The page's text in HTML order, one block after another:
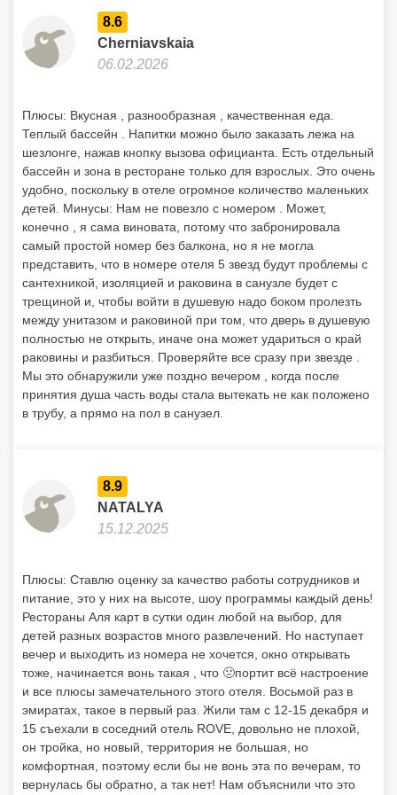
8.6
Cherniavskaia
06.02.2026
Плюсы: Вкусная , разнообразная , качественная еда.
Теплый бассейн . Напитки можно было заказать лежа на
шезлонге, нажав кнопку вызова официанта. Есть отдельный
бассейн и зона в ресторане только для взрослых. Это очень
удобно, поскольку в отеле огромное количество маленьких
детей. Минусы: Нам не повезло с номером . Может,
конечно , я сама виновата, потому что забронировала
самый простой номер без балкона, но я не могла
представить, что в номере отеля 5 звезд будут проблемы с
сантехникой, изоляцией и раковина в санузле будет с
трещиной и, чтобы войти в душевую надо боком пролезть
между унитазом и раковиной при том, что дверь в душевую
полностью не открыть, иначе она может удариться о край
раковины и разбиться. Проверяйте все сразу при звезде .
Мы это обнаружили уже поздно вечером , когда после
принятия душа часть воды стала вытекать не как положено
в трубу, а прямо на пол в санузел.
8.9
NATALYA
15.12.2025
Плюсы: Ставлю оценку за качество работы сотрудников и
питание, это у них на высоте, шоу программы каждый день!
Рестораны Аля карт в сутки один любой на выбор, для
детей разных возрастов много развлечений. Но наступает
вечер и выходить из номера не хочется, окно открывать
тоже, начинается вонь такая , что 🤢портит всё настроение
и все плюсы замечательного этого отеля. Восьмой раз в
эмиратах, такое в первый раз. Жили там с 12-15 декабря и
15 съехали в соседний отель ROVE, довольно не плохой,
он тройка, но новый, территория не большая, но
комфортная, поэтому если бы не вонь эта по вечерам, то
вернулась бы обратно, а так нет! Нам объяснили что это